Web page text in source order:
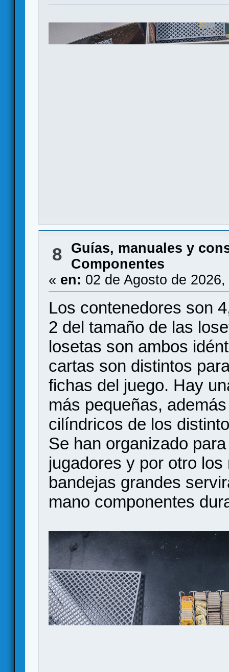
8
Guías, manuales y
Componentes
« en: 02 de Agosto de
Los contenedores son
2 del tamaño de las
losetas son ambos
cartas son distintos
fichas del juego. Hay
más pequeñas,
cilíndricos de los
Se han organizado
jugadores y por otro
bandejas grandes
mano componentes